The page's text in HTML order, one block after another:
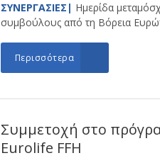
ΣΥΝΕΡΓΑΣΙΕΣ| Ημερίδα
συμβούλους από τη Βόρεια
Περισσότερα
Συμμετοχή στο
Eurolife FFH